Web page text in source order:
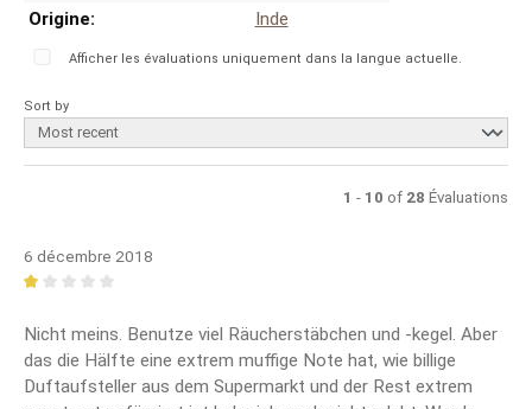
Origine:
Inde
Afficher les évaluations uniquement dans la langue actuelle.
Sort by
1 - 10 of 28 Évaluations
6 décembre 2018
Nicht meins. Benutze viel Räucherstäbchen und -kegel. Aber
das die Hälfte eine extrem muffige Note hat, wie billige
Duftaufsteller aus dem Supermarkt und der Rest extrem